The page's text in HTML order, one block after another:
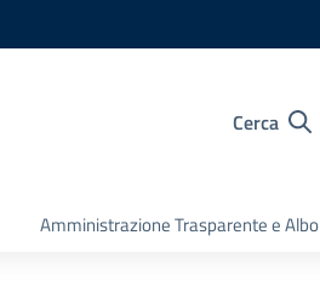
Cerca
Amministrazione Trasparente e Albo